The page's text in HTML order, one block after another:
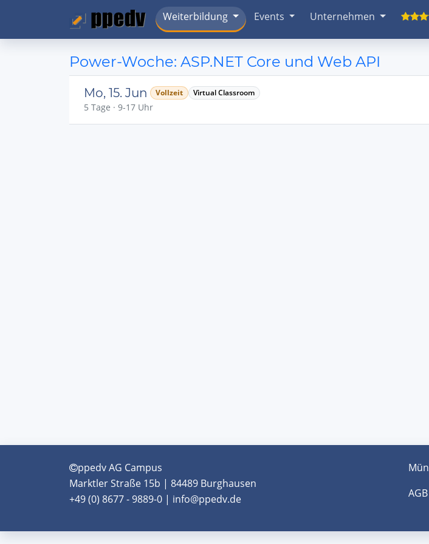
Weiterbildung Events Unternehmen
Power-Woche: ASP.NET Core und Web API
Mo, 15. Jun Vollzeit Virtual Classroom
5 Tage · 9-17 Uhr
ppedv AG Campus
Marktler Straße 15b | 84489 Burghausen
+49 (0) 8677 - 9889-0 | info@ppedv.de
AGB